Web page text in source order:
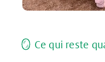
🪞 Ce qui reste